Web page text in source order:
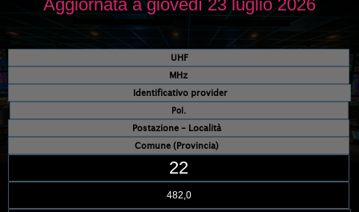
Aggiornata a giovedì 23 luglio 2026
UHF
MHz
Identificativo provider
Pol.
Postazione – Località
Comune (Provincia)
22
482,0